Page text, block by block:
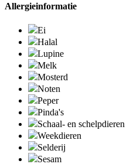
Allergieinformatie
Ei
Halal
Lupine
Melk
Mosterd
Noten
Peper
Pinda's
Schaal- en schelpdieren
Weekdieren
Selderij
Sesam